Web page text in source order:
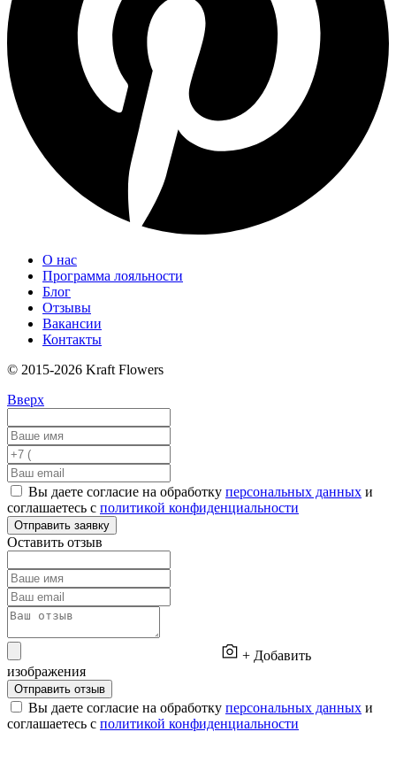
О нас
Программа лояльности
Блог
Отзывы
Вакансии
Контакты
© 2015-2026 Kraft Flowers
Вверх
Вы даете согласие на обработку персональных данных и
соглашаетесь с политикой конфиденциальности
Отправить заявку
Оставить отзыв
+ Добавить
изображения
Отправить отзыв
Вы даете согласие на обработку персональных данных и
соглашаетесь с политикой конфиденциальности